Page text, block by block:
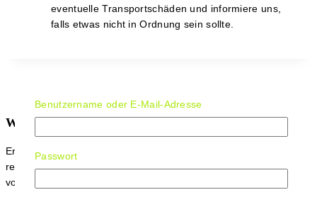
eventuelle Transportschäden und informiere uns,
falls etwas nicht in Ordnung sein sollte.
Werde Teil der figuroo Community
Erhalte 5 % Rabatt auf deinen nächsten Einkauf und erfahre
rechtzeitig
von zeitlich begrenzten Angeboten, sowie neuen Produkten.
Benutzername oder E-Mail-Adresse
Passwort